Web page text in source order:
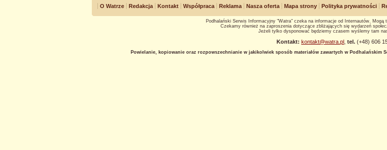
O Watrze Redakcja Kontakt Współpraca Reklama Nasza oferta Mapa strony Polityka prywatności
Podhalański Serwis Informacyjny "Watra" czeka na informacje od Internautów.
Czekamy również na zaproszenia dotyczące zbliżających się wydarzeń
Jeżeli tylko dysponować będziemy czasem wyślemy tam
Kontakt: kontakt@watra.pl tel. (+48) 606
Powielanie, kopiowanie oraz rozpowszechnianie w jakikolwiek sposób materiałów zawartych w Podhalańskim